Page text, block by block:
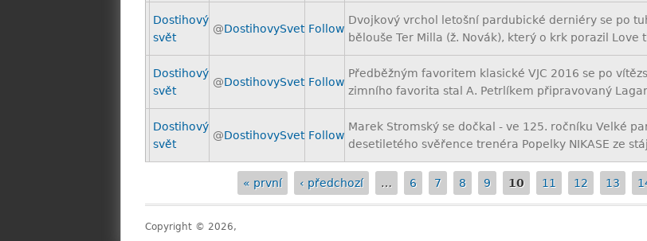
Dostihový
svět
@DostihovySvet Follow
Dvojkový vrchol letošní pardubické derniéry se po
bělouše Ter Milla (ž. Novák), který o krk porazil Love
Dostihový
svět
@DostihovySvet Follow
Předběžným favoritem klasické VJC 2016 se po
zimního favorita stal A. Petrlíkem připravovaný
Dostihový
svět
@DostihovySvet Follow
Marek Stromský se dočkal - ve 125. ročníku Velké
desetiletého svěřence trenéra Popelky NIKASE ze
« první ‹ předchozí … 6 7 8 9 10 11 12 13
Copyright © 2026,